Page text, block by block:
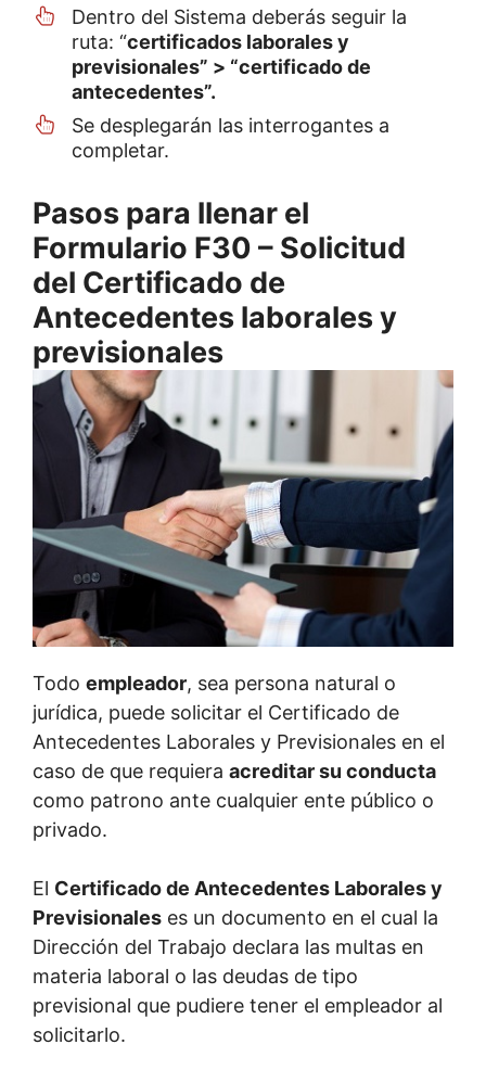
Dentro del Sistema deberás seguir la
ruta: “certificados laborales y
previsionales” > “certificado de
antecedentes”.
Se desplegarán las interrogantes a
completar.
Pasos para llenar el
Formulario F30 – Solicitud
del Certificado de
Antecedentes laborales y
previsionales
Todo empleador, sea persona natural o
jurídica, puede solicitar el Certificado de
Antecedentes Laborales y Previsionales en el
caso de que requiera acreditar su conducta
como patrono ante cualquier ente público o
privado.
El Certificado de Antecedentes Laborales y
Previsionales es un documento en el cual la
Dirección del Trabajo declara las multas en
materia laboral o las deudas de tipo
previsional que pudiere tener el empleador al
solicitarlo.